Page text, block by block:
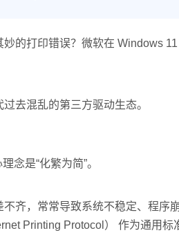
的打印错误？微软在 Windows
去混乱的第三方驱动生态。
念是“化繁为简”。
齐，常常导致系统不稳定、程序
Printing Protocol） 作为通用标